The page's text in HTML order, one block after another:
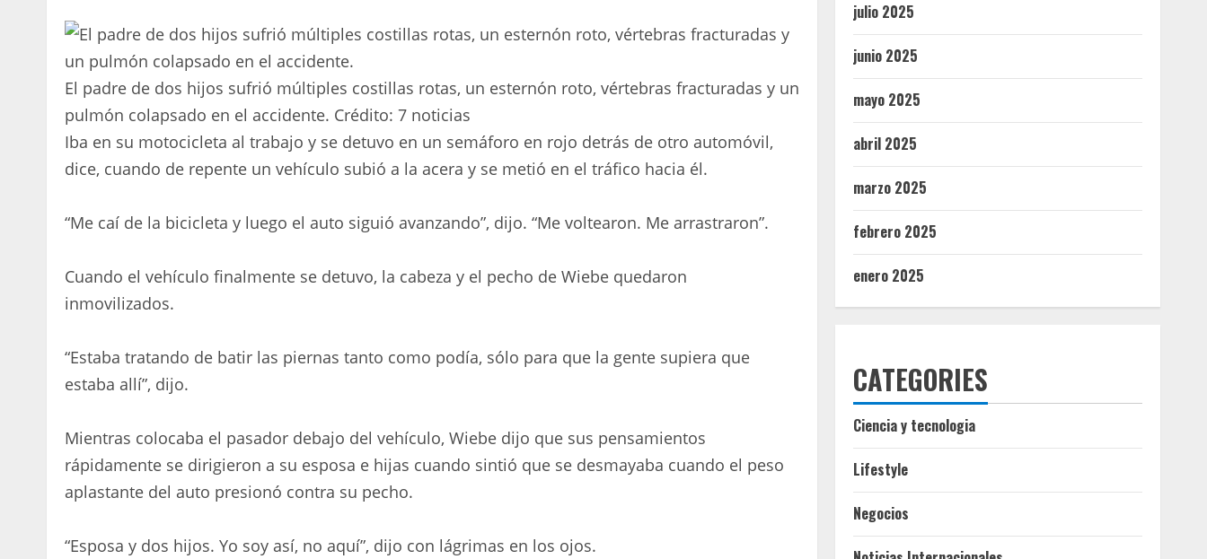
El padre de dos hijos sufrió múltiples costillas rotas, un esternón roto, vértebras fracturadas y un
pulmón colapsado en el accidente. Crédito: 7 noticias
Iba en su motocicleta al trabajo y se detuvo en un semáforo en rojo detrás de otro automóvil,
dice, cuando de repente un vehículo subió a la acera y se metió en el tráfico hacia él.
“Me caí de la bicicleta y luego el auto siguió avanzando”, dijo. “Me voltearon. Me arrastraron”.
Cuando el vehículo finalmente se detuvo, la cabeza y el pecho de Wiebe quedaron
inmovilizados.
“Estaba tratando de batir las piernas tanto como podía, sólo para que la gente supiera que
estaba allí”, dijo.
Mientras colocaba el pasador debajo del vehículo, Wiebe dijo que sus pensamientos
rápidamente se dirigieron a su esposa e hijas cuando sintió que se desmayaba cuando el peso
aplastante del auto presionó contra su pecho.
“Esposa y dos hijos. Yo soy así, no aquí”, dijo con lágrimas en los ojos.
julio 2025
junio 2025
mayo 2025
abril 2025
marzo 2025
febrero 2025
enero 2025
CATEGORIES
Ciencia y tecnologia
Lifestyle
Negocios